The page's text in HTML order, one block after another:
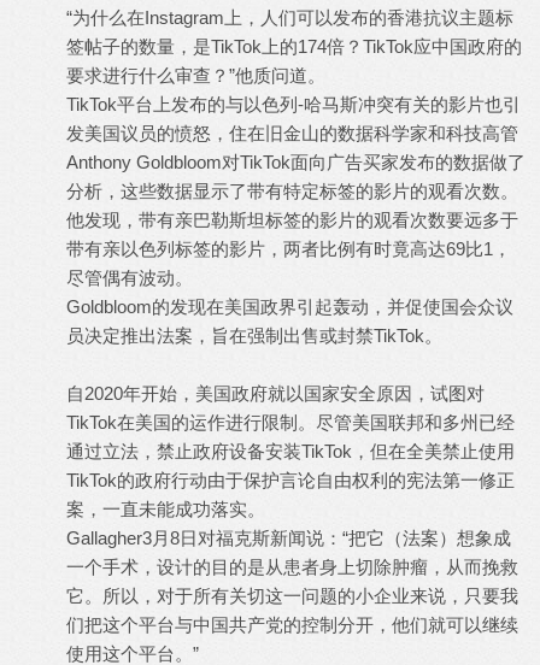
“为什么在Instagram上，人们可以发布的香港抗议主题标
签帖子的数量，是TikTok上的174倍？TikTok应中国政府的
要求进行什么审查？”他质问道。
TikTok平台上发布的与以色列-哈马斯冲突有关的影片也引
发美国议员的愤怒，住在旧金山的数据科学家和科技高管
Anthony Goldbloom对TikTok面向广告买家发布的数据做了
分析，这些数据显示了带有特定标签的影片的观看次数。
他发现，带有亲巴勒斯坦标签的影片的观看次数要远多于
带有亲以色列标签的影片，两者比例有时竟高达69比1，
尽管偶有波动。
Goldbloom的发现在美国政界引起轰动，并促使国会众议
员决定推出法案，旨在强制出售或封禁TikTok。
自2020年开始，美国政府就以国家安全原因，试图对
TikTok在美国的运作进行限制。尽管美国联邦和多州已经
通过立法，禁止政府设备安装TikTok，但在全美禁止使用
TikTok的政府行动由于保护言论自由权利的宪法第一修正
案，一直未能成功落实。
Gallagher3月8日对福克斯新闻说：“把它（法案）想象成
一个手术，设计的目的是从患者身上切除肿瘤，从而挽救
它。所以，对于所有关切这一问题的小企业来说，只要我
们把这个平台与中国共产党的控制分开，他们就可以继续
使用这个平台。”